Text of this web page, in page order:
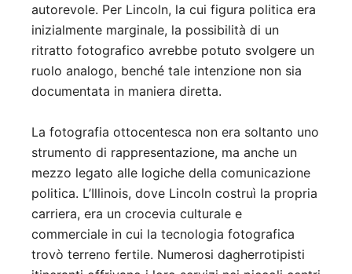
autorevole. Per Lincoln, la cui figura politica era
inizialmente marginale, la possibilità di un
ritratto fotografico avrebbe potuto svolgere un
ruolo analogo, benché tale intenzione non sia
documentata in maniera diretta.
La fotografia ottocentesca non era soltanto uno
strumento di rappresentazione, ma anche un
mezzo legato alle logiche della comunicazione
politica. L’Illinois, dove Lincoln costruì la propria
carriera, era un crocevia culturale e
commerciale in cui la tecnologia fotografica
trovò terreno fertile. Numerosi dagherrotipisti